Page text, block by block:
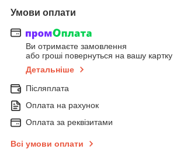
Умови оплати
Ви отримаєте замовлення
або гроші повернуться на вашу картку
Детальніше
Післяплата
Оплата на рахунок
Оплата за реквізитами
Всі умови оплати